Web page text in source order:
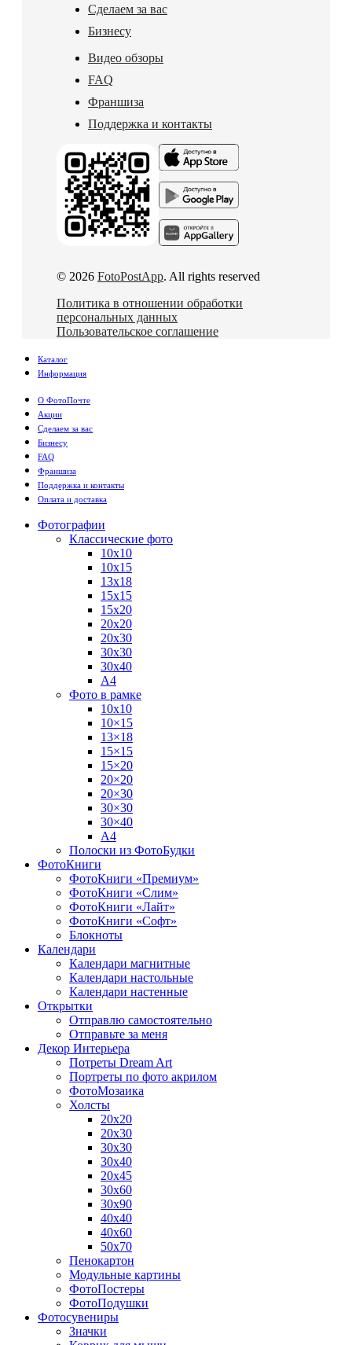
Сделаем за вас
Бизнесу
Видео обзоры
FAQ
Франшиза
Поддержка и контакты
© 2026 FotoPostApp. All rights reserved
Политика в отношении обработки
персональных данных
Пользовательское соглашение
Каталог
Информация
О ФотоПочте
Акции
Сделаем за вас
Бизнесу
FAQ
Франшиза
Поддержка и контакты
Оплата и доставка
Фотографии
Классические фото
10х10
10х15
13х18
15х15
15х20
20х20
20х30
30х30
30х40
А4
Фото в рамке
10х10
10×15
13×18
15×15
15×20
20×20
20×30
30×30
30×40
A4
Полоски из ФотоБудки
ФотоКниги
ФотоКниги «Премиум»
ФотоКниги «Слим»
ФотоКниги «Лайт»
ФотоКниги «Софт»
Блокноты
Календари
Календари магнитные
Календари настольные
Календари настенные
Открытки
Отправлю самостоятельно
Отправьте за меня
Декор Интерьера
Потреты Dream Art
Портреты по фото акрилом
ФотоМозаика
Холсты
20х20
20х30
30х30
30х40
20х45
30х60
30х90
40х40
40х60
50х70
Пенокартон
Модульные картины
ФотоПостеры
ФотоПодушки
Фотоcувениры
Значки